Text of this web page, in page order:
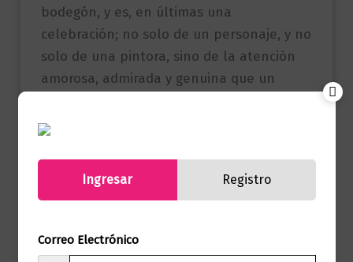
bodegón, y es, en últimas una
celebración; no solo de un personaje, y no
solo de una pintora, sino de la atención
amorosa, admirada y genuina que un
existió”, del prólogo de Carolina Sanín
Referencia
(ISBN)
9786287827769
Ingresar Registro
Correo Electrónico